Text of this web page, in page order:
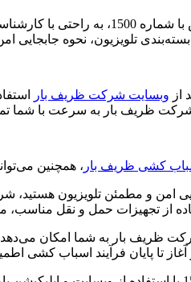
شما می‌توانید با تماس
تلویزیون، نحوه جابجایی
از وبسایت شرکت ظریف بار
شرکت ظریف بار به سرعت با شما
کشی ظریف بار ، همچنین
امن و مطمئن تلویزیون
از تجهیزات حمل و نقل مناسب،
ظریف بار به شما امکان می‌دهد
آغاز تا پایان فرآیند اسباب کشی